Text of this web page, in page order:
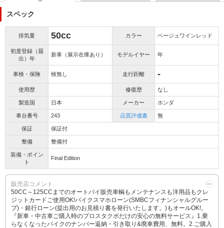
スペック
排気量 50cc カラー ベージュワインレッド
初度登録（届
出）年
新車（展示在庫あり） モデルイヤー 年
車検・保険 検無し 走行距離 -
使用歴 修復歴 なし
製造国 日本 メーカー ホンダ
車台番号 243 品質評価書 無
保証 保証付
整備 整備付
装備・ポイン
ト
Final Edition
販売店コメント
50CC～125CCまでのオートバイ販売車輌もメンテナンスも洋用品もクレ
ジットカードご使用OK!バイクスマホローン(SMBCフィナンシャルグルー
プ)・銀行ローン(提出用のお見積り書を発行いたします。)もオールOK!。
『新車・中古車ご購入時のプロスタクボだけの安心の無料サービス』1.乗
らなくなったバイクのナンバー返納・引き取り&廃車費用、無料。2.ご購入